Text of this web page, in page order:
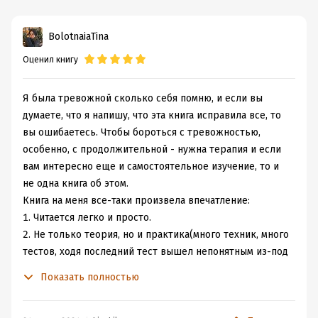
не читала, не смотрела TV, не сплетничала с другими в
палате, а только зачеркивала в собственном
календарике каждый прожитый день.
жизни.
Роберт Лихи дает неплохие рекомендации, им хочется
следовать.
Пытался записать свои страхи, но жизнь подбрасывает
каждый день новые. Да такие, что прошедшие уже не
кажутся такими ужасными.
Что уж говорить о книгах, которые пока недоступны?
Поэтому решил почитать о месте, где никогда не буду.
И осуществить то, что люблю- путешествовать.
Неужели уже никогда...? Нет, прочь плохие мысли.
BolotnaiaTina
Оценил книгу
Я была тревожной сколько себя помню, и если вы
думаете, что я напишу, что эта книга исправила все, то
вы ошибаетесь. Чтобы бороться с тревожностью,
особенно, с продолжительной - нужна терапия и если
вам интересно еще и самостоятельное изучение, то и
не одна книга об этом.
Книга на меня все-таки произвела впечатление:
1. Читается легко и просто.
2. Не только теория, но и практика(много техник, много
тестов, ходя последний тест вышел непонятным из-под
Показать полностью